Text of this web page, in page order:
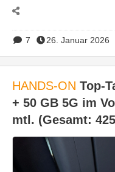
7 26. Januar 2026
HANDS-ON Top-
+ 50 GB 5G im
mtl. (Gesamt: